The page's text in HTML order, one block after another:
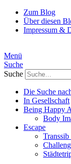
Zum Blog
Über diesen
Impressum &
Menü
Suche
Suche
Die Suche
In Gesellschaft
Being Happy
Body
Escape
Transsib